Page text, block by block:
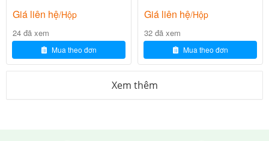
4.3. Xử trí khi quá liều hoặc quên liều
Quá liều: Cho đến nay chưa ghi nhận trường hợp
quá liều nào với thuốc nhỏ mắt Hameron. Tuy
khuyến cáo vì có thể gây kích ứng. Nếu nghi ngờ
Giá liên hệ/Hộp
24 đã xem
Mua theo đơn
Giá liên hệ/Hộp
32 đã xem
Mua theo đơn
Xem thêm